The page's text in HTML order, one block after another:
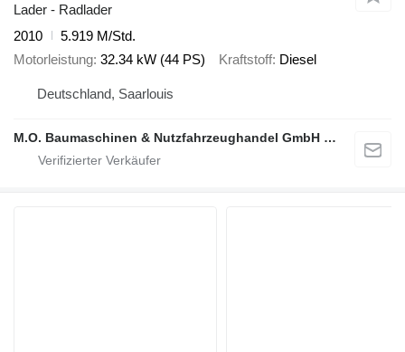
Lader - Radlader
2010
5.919 M/Std.
Motorleistung 32.34 kW (44 PS) Kraftstoff Diesel
Deutschland, Saarlouis
M.O. Baumaschinen & Nutzfahrzeughandel GmbH & CO.